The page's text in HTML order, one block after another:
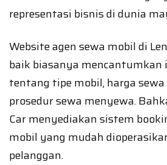
representasi bisnis di dunia
Website agen sewa mobil di
baik biasanya
tentang tipe mobil, harga
prosedur sewa menyewa.
Car menyediakan sistem
mobil yang mudah
pelanggan.